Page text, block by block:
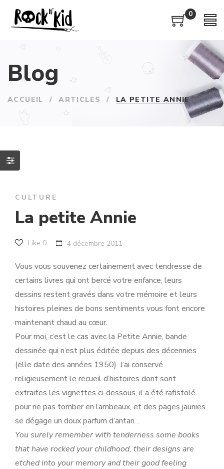
0
Blog
ACCUEIL / ARTICLES / LA PETITE ANNIE
CULTURE
La petite Annie
Like 0 4 décembre 2011
Vous vous souvenez certainement avec tendresse de
certains livres qui ont bercé votre enfance, leurs
dessins restent gravés dans votre mémoire et leurs
histoires pleines de bons sentiments vous font encore
maintenant chaud au cœur.
Pour moi, c’est le cas avec la Petite Annie, bande
dessinée qui n’est plus éditée depuis des décennies
(elle date des années 1950). J’ai conservé
religieusement le recueil d’histoires dont sont
extraites les vignettes ci-dessous, il a été rafistolé
pour ne pas tomber en lambeaux, et des pages jaunies
se dégage un doux parfum d’antan…
You surely remember with tenderness some books
that have rocked your childhood, their designs are
etched into your memory and their good feeling